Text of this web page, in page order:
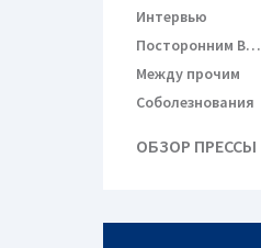
Интервью
Посторонним В…
Между прочим
Соболезнования
ОБЗОР ПРЕССЫ